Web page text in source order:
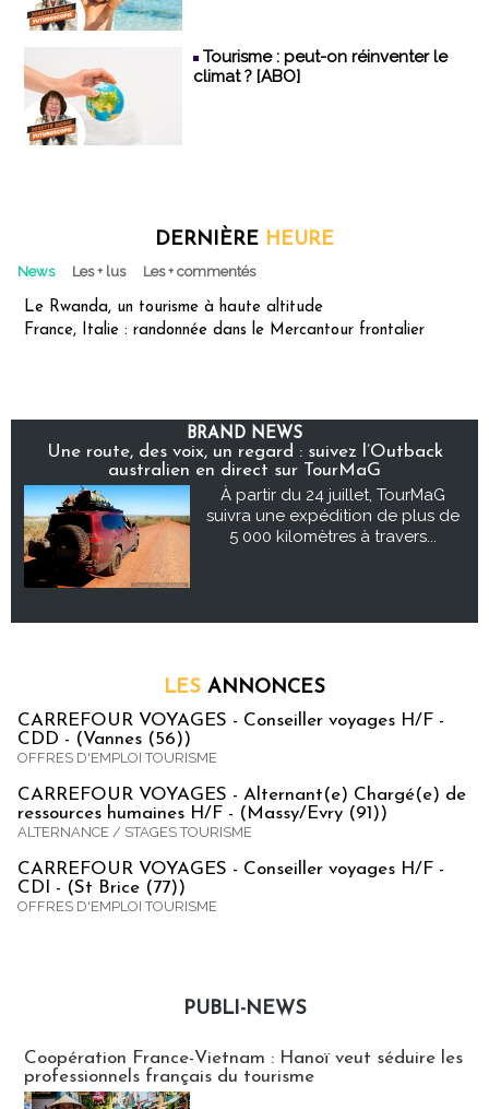
Tourisme : peut-on réinventer le
climat ? [ABO]
DERNIÈRE HEURE
News Les + lus Les + commentés
Le Rwanda, un tourisme à haute altitude
France, Italie : randonnée dans le Mercantour frontalier
BRAND NEWS
Une route, des voix, un regard : suivez l’Outback
australien en direct sur TourMaG
À partir du 24 juillet, TourMaG
suivra une expédition de plus de
5 000 kilomètres à travers...
LES ANNONCES
CARREFOUR VOYAGES - Conseiller voyages H/F -
CDD - (Vannes (56))
OFFRES D'EMPLOI TOURISME
CARREFOUR VOYAGES - Alternant(e) Chargé(e) de
ressources humaines H/F - (Massy/Evry (91))
ALTERNANCE / STAGES TOURISME
CARREFOUR VOYAGES - Conseiller voyages H/F -
CDI - (St Brice (77))
OFFRES D'EMPLOI TOURISME
PUBLI-NEWS
Coopération France-Vietnam : Hanoï veut séduire les
professionnels français du tourisme